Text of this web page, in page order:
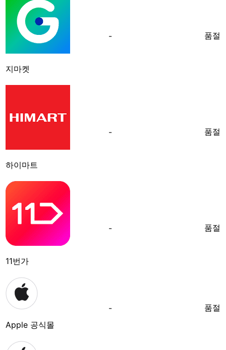
지마켓
- 품절
하이마트
- 품절
11번가
- 품절
Apple 공식몰
- 품절